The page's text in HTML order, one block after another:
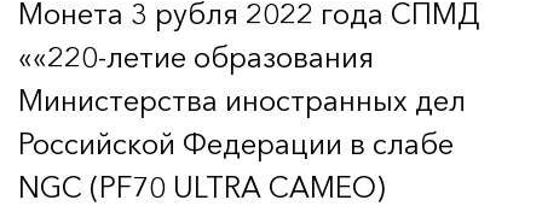
Монета 3 рубля 2022 года СПМД
««220-летие образования
Министерства иностранных дел
Российской Федерации в слабе
NGC (PF70 ULTRA CAMEO)